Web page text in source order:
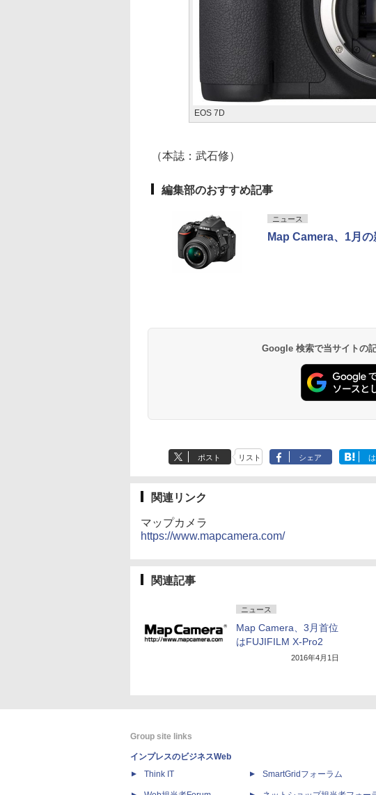
EOS 7D
（本誌：武石修）
編集部のおすすめ記事
ニュース
Map Camera、1月
Google 検索で当サイトの
ポスト リスト シェア
関連リンク
マップカメラ
https://www.mapcamera.com/
関連記事
ニュース
Map Camera、3月首位
はFUJIFILM X-Pro2
2016年4月1日
Group site links
インプレスのビジネスWeb
Think IT
SmartGridフォーラム